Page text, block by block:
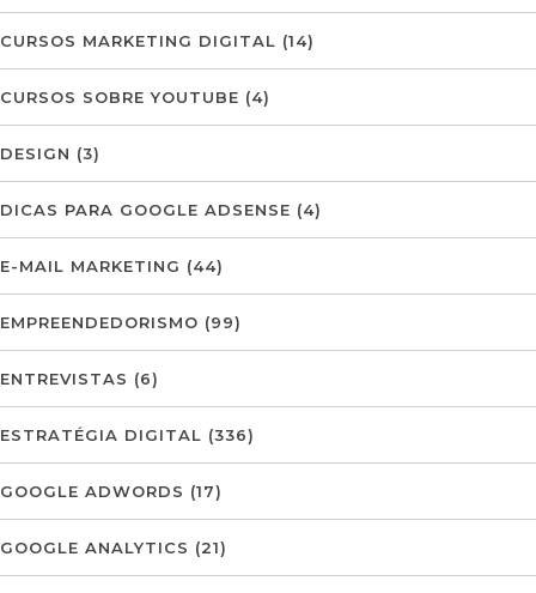
CURSOS MARKETING DIGITAL (14)
CURSOS SOBRE YOUTUBE (4)
DESIGN (3)
DICAS PARA GOOGLE ADSENSE (4)
E-MAIL MARKETING (44)
EMPREENDEDORISMO (99)
ENTREVISTAS (6)
ESTRATÉGIA DIGITAL (336)
GOOGLE ADWORDS (17)
GOOGLE ANALYTICS (21)